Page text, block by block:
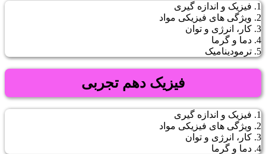
1. فیزیک و اندازه گیری
2. ویژگی های فیزیکی مواد
3. کار، انرژی و توان
4. دما و گرما
5. ترمودینامیک
فیزیک دهم تجربی
1. فیزیک و اندازه گیری
2. ویژگی های فیزیکی مواد
3. کار، انرژی و توان
4. دما و گرما